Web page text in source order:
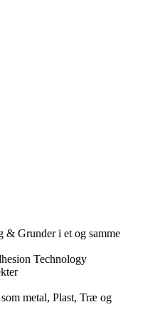
Grunder i et og samme
Technology
metal, Plast, Træ og